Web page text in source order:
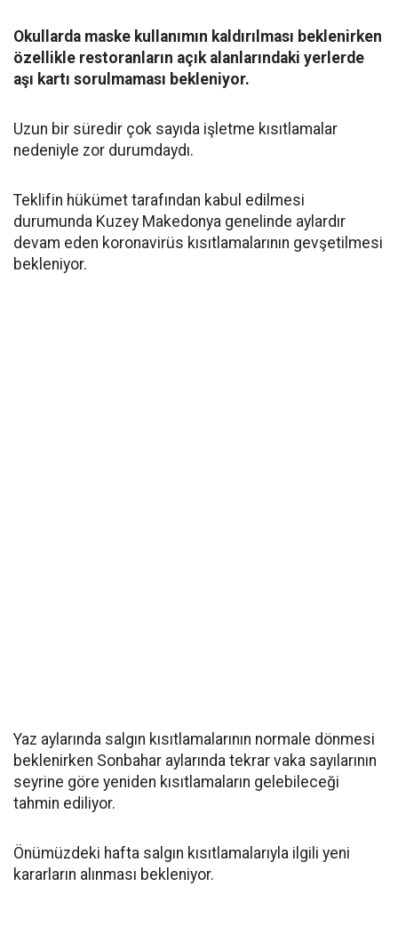
Okullarda maske kullanımın kaldırılması beklenirken
özellikle restoranların açık alanlarındaki yerlerde
aşı kartı sorulmaması bekleniyor.
Uzun bir süredir çok sayıda işletme kısıtlamalar
nedeniyle zor durumdaydı.
Teklifin hükümet tarafından kabul edilmesi
durumunda Kuzey Makedonya genelinde aylardır
devam eden koronavirüs kısıtlamalarının gevşetilmesi
bekleniyor.
Yaz aylarında salgın kısıtlamalarının normale dönmesi
beklenirken Sonbahar aylarında tekrar vaka sayılarının
seyrine göre yeniden kısıtlamaların gelebileceği
tahmin ediliyor.
Önümüzdeki hafta salgın kısıtlamalarıyla ilgili yeni
kararların alınması bekleniyor.